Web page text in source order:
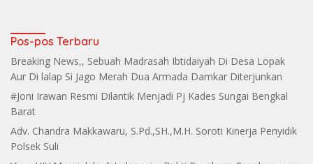
Pos-pos Terbaru
Breaking News,, Sebuah Madrasah Ibtidaiyah Di Desa Lopak
Aur Di lalap Si Jago Merah Dua Armada Damkar Diterjunkan
#Joni Irawan Resmi Dilantik Menjadi Pj Kades Sungai Bengkal
Barat
Adv. Chandra Makkawaru, S.Pd.,SH.,M.H. Soroti Kinerja Penyidik
Polsek Suli